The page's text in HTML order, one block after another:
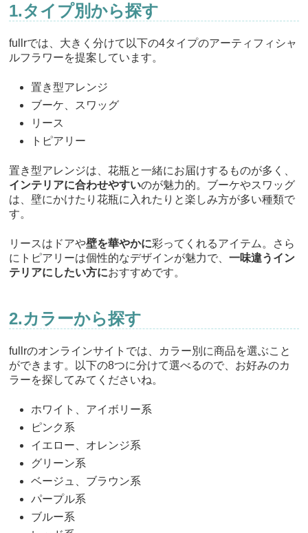
1.タイプ別から探す
fullrでは、大きく分けて以下の4タイプのアーティフィシャ
ルフラワーを提案しています。
置き型アレンジ
ブーケ、スワッグ
リース
トピアリー
置き型アレンジは、花瓶と一緒にお届けするものが多く、
インテリアに合わせやすいのが魅力的。ブーケやスワッグ
は、壁にかけたり花瓶に入れたりと楽しみ方が多い種類で
す。
リースはドアや壁を華やかに彩ってくれるアイテム。さら
にトピアリーは個性的なデザインが魅力で、一味違うイン
テリアにしたい方におすすめです。
2.カラーから探す
fullrのオンラインサイトでは、カラー別に商品を選ぶこと
ができます。以下の8つに分けて選べるので、お好みのカ
ラーを探してみてくださいね。
ホワイト、アイボリー系
ピンク系
イエロー、オレンジ系
グリーン系
ベージュ、ブラウン系
パープル系
ブルー系